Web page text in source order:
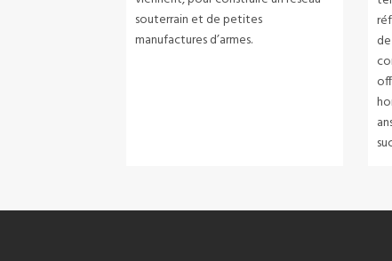
souterrain et de petites
manufactures d’armes.